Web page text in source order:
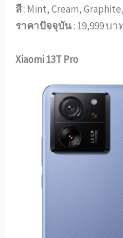
สี: Mint, Cream,
ราคาปัจจุบัน: 19,999 บา
Xiaomi 13T Pro